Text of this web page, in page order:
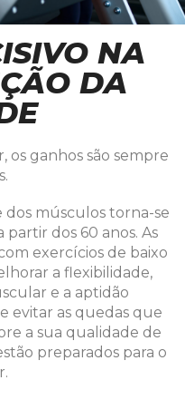
NA
DA
os ganhos são sempre
dos músculos torna-se
dos 60 anos. As
exercícios de baixo
a flexibilidade,
e a aptidão
evitar as quedas que
a sua qualidade de
preparados para o